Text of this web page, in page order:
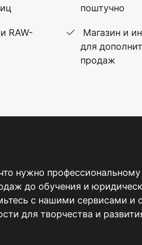
RAW-
поштучно
Магазин и
для
продаж
нужно профессиональному
до обучения и
с нашими сервисами и
для творчества и